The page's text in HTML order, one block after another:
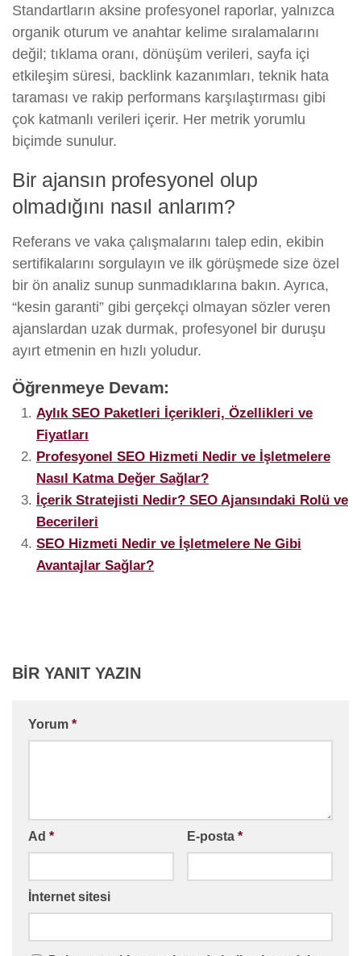
Standartların aksine profesyonel raporlar, yalnızca
organik oturum ve anahtar kelime sıralamalarını
değil; tıklama oranı, dönüşüm verileri, sayfa içi
etkileşim süresi, backlink kazanımları, teknik hata
taraması ve rakip performans karşılaştırması gibi
çok katmanlı verileri içerir. Her metrik yorumlu
biçimde sunulur.
Bir ajansın profesyonel olup
olmadığını nasıl anlarım?
Referans ve vaka çalışmalarını talep edin, ekibin
sertifikalarını sorgulayın ve ilk görüşmede size özel
bir ön analiz sunup sunmadıklarına bakın. Ayrıca,
“kesin garanti” gibi gerçekçi olmayan sözler veren
ajanslardan uzak durmak, profesyonel bir duruşu
ayırt etmenin en hızlı yoludur.
Öğrenmeye Devam:
Aylık SEO Paketleri İçerikleri, Özellikleri ve
Fiyatları
Profesyonel SEO Hizmeti Nedir ve İşletmelere
Nasıl Katma Değer Sağlar?
İçerik Stratejisti Nedir? SEO Ajansındaki Rolü ve
Becerileri
SEO Hizmeti Nedir ve İşletmelere Ne Gibi
Avantajlar Sağlar?
BIR YANIT YAZIN
Yorum *
Ad * E-posta *
İnternet sitesi